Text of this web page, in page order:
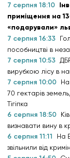
7 серпня 18:10
приміщення на
«подарували»
7 серпня 16:33
пособництві в
7 серпня 10:53
вирубкою лісу в
7 серпня 10:00
70 гектарів
Тігіпка
6 серпня 18:50
визнавати вину в
6 серпня 11:11
На
звільнили від